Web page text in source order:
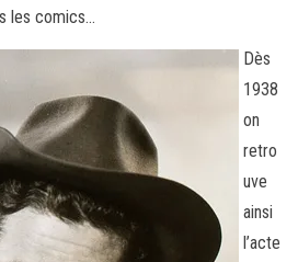
les comics…
Dès
1938
on
retro
uve
ainsi
l’acte